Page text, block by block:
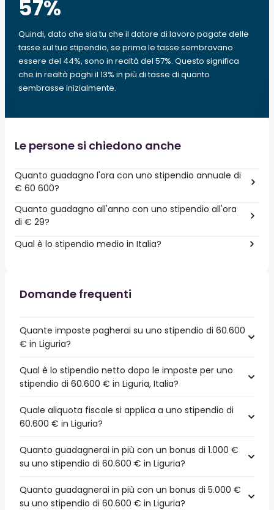
57%
Quindi, dato che sia tu che il datore di lavoro pagate delle
tasse sul tuo stipendio, se prima le tasse sembravano
essere del 44%, sono in realtà del 57%. Questo significa
che in realtà paghi il 13% in più di tasse di quanto
sembrasse inizialmente.
Le persone si chiedono anche
Quanto guadagno l'ora con uno stipendio annuale di
€ 60 600?
Quanto guadagno all'anno con uno stipendio all'ora
di € 29?
Qual è lo stipendio medio in Italia?
Domande frequenti
Quante imposte pagherai su uno stipendio di 60.600
€ in Liguria?
Qual è lo stipendio netto dopo le imposte per uno
stipendio di 60.600 € in Liguria, Italia?
Quale aliquota fiscale si applica a uno stipendio di
60.600 € in Liguria?
Quanto guadagnerai in più con un bonus di 1.000 €
su uno stipendio di 60.600 € in Liguria?
Quanto guadagnerai in più con un bonus di 5.000 €
su uno stipendio di 60.600 € in Liguria?